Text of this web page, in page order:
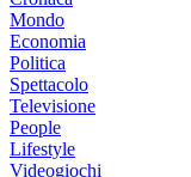
Mondo
Economia
Politica
Spettacolo
Televisione
People
Lifestyle
Videogiochi